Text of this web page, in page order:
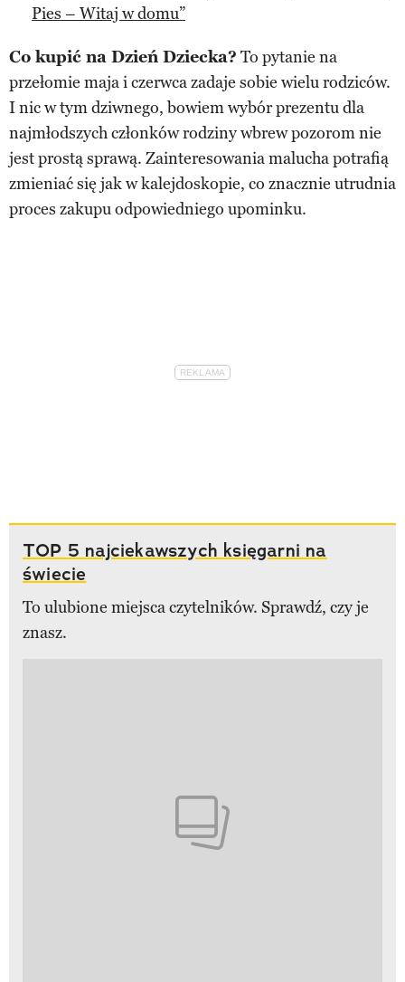
Pies – Witaj w domu”
Co kupić na Dzień Dziecka? To pytanie na
przełomie maja i czerwca zadaje sobie wielu rodziców.
I nic w tym dziwnego, bowiem wybór prezentu dla
najmłodszych członków rodziny wbrew pozorom nie
jest prostą sprawą. Zainteresowania malucha potrafią
zmieniać się jak w kalejdoskopie, co znacznie utrudnia
proces zakupu odpowiedniego upominku.
TOP 5 najciekawszych księgarni na
świecie
To ulubione miejsca czytelników. Sprawdź, czy je
znasz.